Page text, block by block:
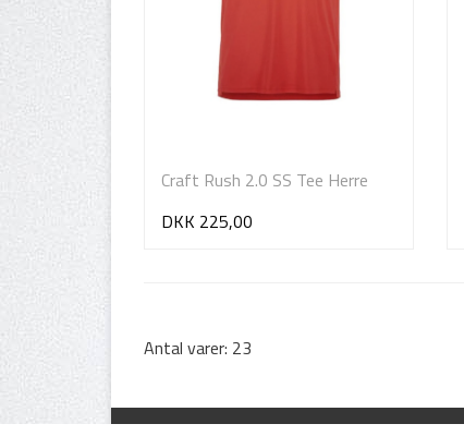
Craft Rush 2.0 SS Tee Herre
DKK 225,00
Antal varer: 23